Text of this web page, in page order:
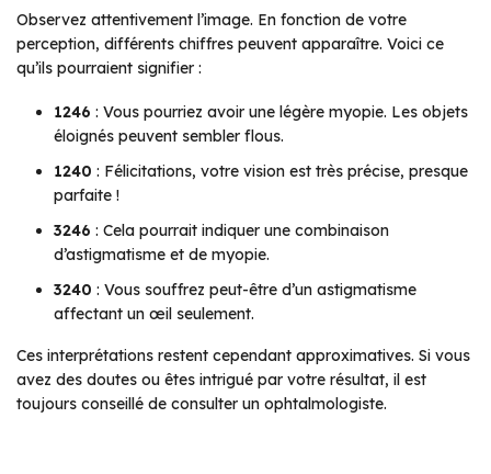
Observez attentivement l’image. En fonction de votre
perception, différents chiffres peuvent apparaître. Voici ce
qu’ils pourraient signifier :
1246 : Vous pourriez avoir une légère myopie. Les objets
éloignés peuvent sembler flous.
1240 : Félicitations, votre vision est très précise, presque
parfaite !
3246 : Cela pourrait indiquer une combinaison
d’astigmatisme et de myopie.
3240 : Vous souffrez peut-être d’un astigmatisme
affectant un œil seulement.
Ces interprétations restent cependant approximatives. Si vous
avez des doutes ou êtes intrigué par votre résultat, il est
toujours conseillé de consulter un ophtalmologiste.